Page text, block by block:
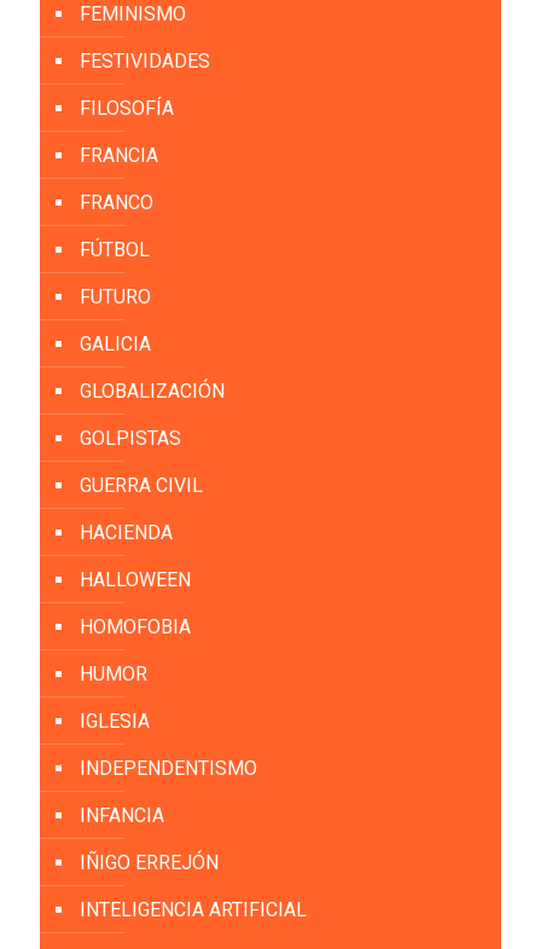
FEMINISMO
FESTIVIDADES
FILOSOFÍA
FRANCIA
FRANCO
FÚTBOL
FUTURO
GALICIA
GLOBALIZACIÓN
GOLPISTAS
GUERRA CIVIL
HACIENDA
HALLOWEEN
HOMOFOBIA
HUMOR
IGLESIA
INDEPENDENTISMO
INFANCIA
IÑIGO ERREJÓN
INTELIGENCIA ARTIFICIAL